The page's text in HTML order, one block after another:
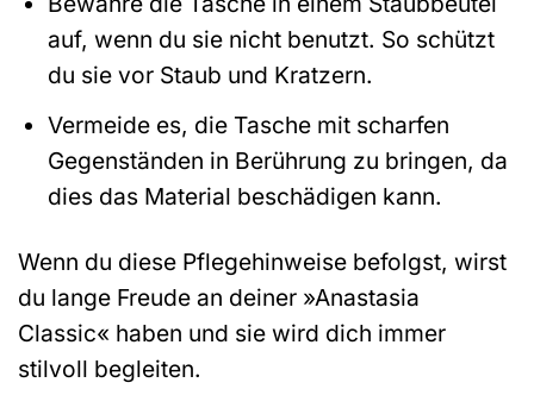
auf, wenn du sie nicht benutzt. So schützt
du sie vor Staub und Kratzern.
Vermeide es, die Tasche mit scharfen
Gegenständen in Berührung zu bringen, da
dies das Material beschädigen kann.
Wenn du diese Pflegehinweise befolgst, wirst
du lange Freude an deiner »Anastasia
Classic« haben und sie wird dich immer
stilvoll begleiten.